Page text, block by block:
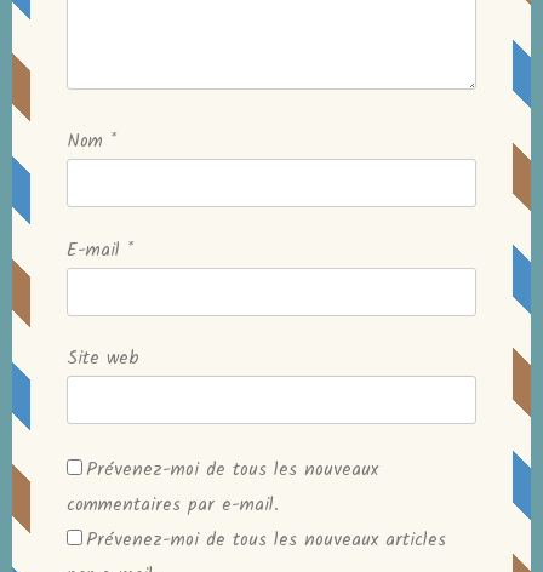
Nom *
E-mail *
Site web
Prévenez-moi de tous les nouveaux
commentaires par e-mail.
Prévenez-moi de tous les nouveaux articles